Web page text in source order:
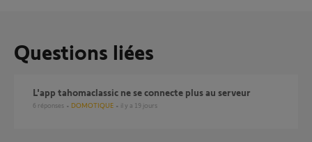
Questions liées
l'app tahomaclassic ne se connecte plus au serveur
6 réponses DOMOTIQUE il y a 19 jours